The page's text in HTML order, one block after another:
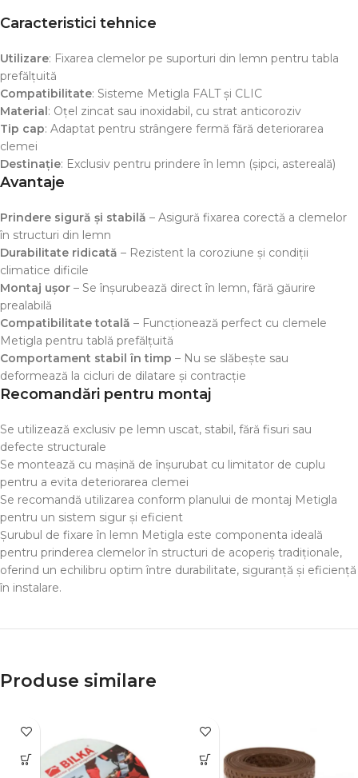
Caracteristici tehnice
Utilizare: Fixarea clemelor pe suporturi din lemn pentru tabla
prefălțuită
Compatibilitate: Sisteme Metigla FALT și CLIC
Material: Oțel zincat sau inoxidabil, cu strat anticoroziv
Tip cap: Adaptat pentru strângere fermă fără deteriorarea
clemei
Destinație: Exclusiv pentru prindere în lemn (șipci, astereală)
Avantaje
Prindere sigură și stabilă – Asigură fixarea corectă a clemelor
în structuri din lemn
Durabilitate ridicată – Rezistent la coroziune și condiții
climatice dificile
Montaj ușor – Se înșurubează direct în lemn, fără găurire
prealabilă
Compatibilitate totală – Funcționează perfect cu clemele
Metigla pentru tablă prefălțuită
Comportament stabil în timp – Nu se slăbește sau
deformează la cicluri de dilatare și contracție
Recomandări pentru montaj
Se utilizează exclusiv pe lemn uscat, stabil, fără fisuri sau
defecte structurale
Se montează cu mașină de înșurubat cu limitator de cuplu
pentru a evita deteriorarea clemei
Se recomandă utilizarea conform planului de montaj Metigla
pentru un sistem sigur și eficient
Șurubul de fixare în lemn Metigla este componenta ideală
pentru prinderea clemelor în structuri de acoperiș tradiționale,
oferind un echilibru optim între durabilitate, siguranță și eficiență
în instalare.
Produse similare